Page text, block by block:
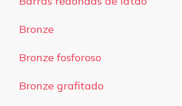
Bronze
Bronze fosforoso
Bronze grafitado